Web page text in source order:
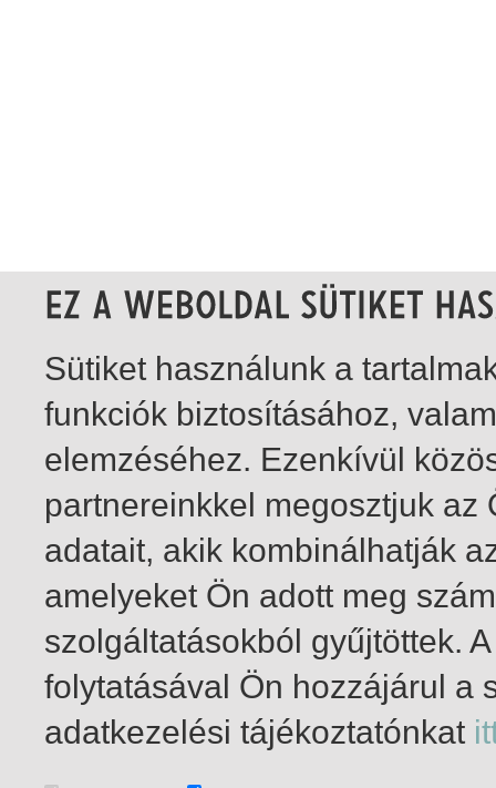
1-0 / összesen 0 találat
Sütiket használunk a
funkciók biztosításához,
elemzéséhez. Ezenkívül
partnereinkkel megosztjuk
adatait, akik kombinálhatják
amelyeket Ön adott meg
szolgáltatásokból gyűjtöttek.
folytatásával Ön hozzájárul a
adatkezelési tájékoztatónkat